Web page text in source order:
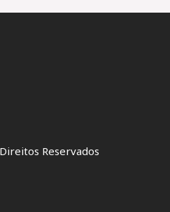
Reservados